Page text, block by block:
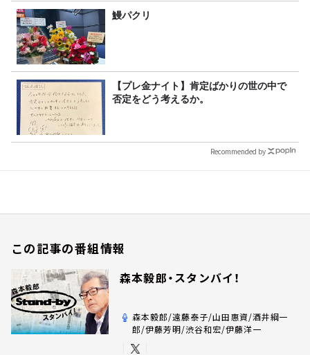
鰻パクリ
【プレ金ナイト】肯定ばかりの世の中で
否定をどう考えるか。
Recommended by
この記事の番組情報
森本毅郎・スタンバイ！
森本毅郎/遠藤泰子/山田惠資/酒井綱一
郎/伊藤芳明/渋谷和宏/伊藤洋一